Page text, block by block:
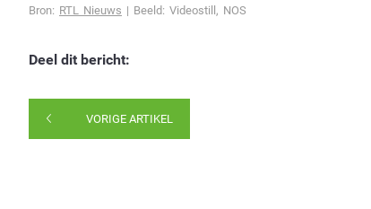
Bron: RTL Nieuws | Beeld: Videostill, NOS
Deel dit bericht:
VORIGE ARTIKEL